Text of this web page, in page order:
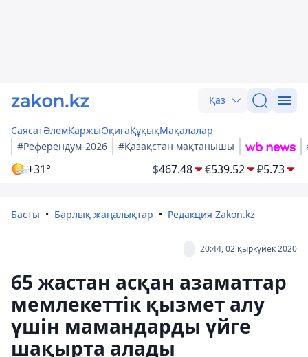
Қаз
СаясатӘлемҚаржыОқиғаҚұқықМақалалар
#Референдум-2026
#Қазақстан мақтанышы
+31° $467.48 €539.52 ₽5.73
Басты Барлық жаңалықтар Редакция Zakon.kz
20:44, 02 қыркүйек 2020
65 жастан асқан азаматтар
мемлекеттік қызмет алу
үшін мамандарды үйге
шақырта алады